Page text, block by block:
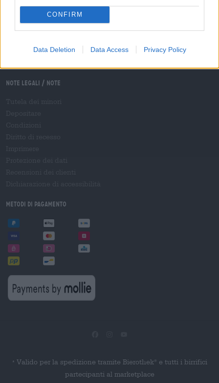
CONFIRM
Data Deletion Data Access Privacy Policy
Inclusione nella gamma Bierothek
Accesso al rivenditore Hopnet
Note legali / Note
Metodi di pagamento
* Valido per la spedizione tramite Bierothek ®
e tutti i birrifici
partecipanti al marketplace